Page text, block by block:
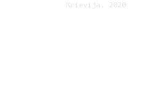
Krievija, 2020